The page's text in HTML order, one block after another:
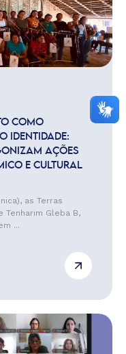
COMO
IDENTIDADE:
AÇÕES
E CULTURAL
as Terras
Tenharim Gleba B,
...